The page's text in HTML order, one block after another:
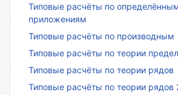
Типовые расчёты по
приложениям
Типовые расчёты по производным
Типовые расчёты по теории
Типовые расчёты по теории рядов
Типовые расчёты по теории рядов